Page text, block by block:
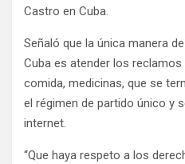
Castro en Cuba.
Señaló que la única manera
Cuba es atender los
comida, medicinas, que se
el régimen de partido único y
internet.
“Que haya respeto a los